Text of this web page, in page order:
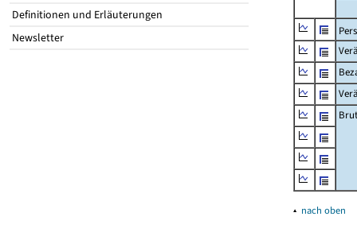
Definitionen und Erläuterungen
Newsletter
▴ nach oben